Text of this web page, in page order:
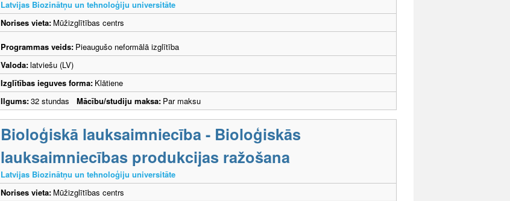
Latvijas Biozinātņu un tehnoloģiju universitāte
Norises vieta: Mūžizglītības centrs
Programmas veids: Pieaugušo neformālā izglītība
Valoda:latviešu (LV)
Izglītības ieguves forma: Klātiene
Ilgums:32 stundas Mācību/studiju maksa: Par maksu
Bioloģiskā lauksaimniecība - Bioloģiskās
lauksaimniecības produkcijas ražošana
Latvijas Biozinātņu un tehnoloģiju universitāte
Norises vieta: Mūžizglītības centrs